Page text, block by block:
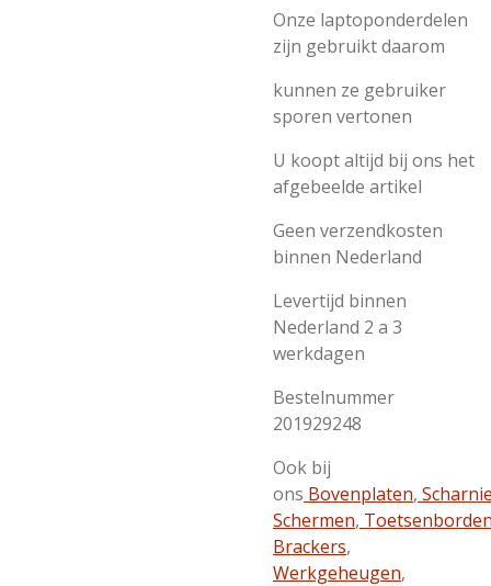
Onze laptoponderdelen
zijn gebruikt daarom
kunnen ze gebruiker
sporen vertonen
U koopt altijd bij ons het
afgebeelde artikel
Geen verzendkosten
binnen Nederland
Levertijd binnen
Nederland 2 a 3
werkdagen
Bestelnummer
201929248
Ook bij
ons Bovenplaten,
Schermen,
Brackers,
Werkgeheugen,